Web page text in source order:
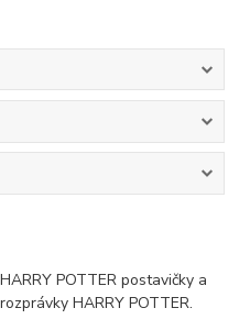
POTTER postavičky a
HARRY POTTER.